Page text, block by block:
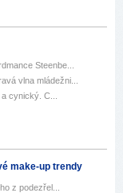
Steenbe...
vlna mládežni...
cynický. C...
make-up trendy
z podezřel...